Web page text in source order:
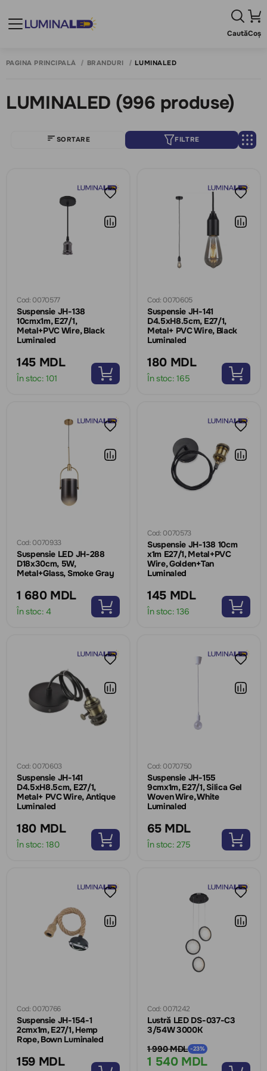
CautăCoș
PAGINA PRINCIPALĂ BRANDURI LUMINALED
LUMINALED (996 produse)
SORTARE FILTRE
Cod: 0070577
Suspensie JH-138
10cmx1m, E27/1,
Metal+PVC Wire, Black
Luminaled
145 MDL
În stoc: 101
Cod: 0070605
Suspensie JH-141
D4.5xH8.5cm, E27/1,
Metal+ PVC Wire, Black
Luminaled
180 MDL
În stoc: 165
Cod: 0070933
Suspensie LED JH-288
D18x30cm, 5W,
Metal+Glass, Smoke Gray
1 680 MDL
În stoc: 4
Cod: 0070573
Suspensie JH-138 10cm
x1m E27/1, Metal+PVC
Wire, Golden+Tan
Luminaled
145 MDL
În stoc: 136
Cod: 0070603
Suspensie JH-141
D4.5xH8.5cm, E27/1,
Metal+ PVC Wire, Antique
Luminaled
180 MDL
În stoc: 180
Cod: 0070750
Suspensie JH-155
9cmx1m, E27/1, Silica Gel
Woven Wire, White
Luminaled
65 MDL
În stoc: 275
Cod: 0070766
Suspensie JH-154-1
2cmx1m, E27/1, Hemp
Rope, Bown Luminaled
159 MDL
Cod: 0071242
Lustră LED DS-037-C3
3/54W 3000K
1 540 MDL
1 990 MDL -23%